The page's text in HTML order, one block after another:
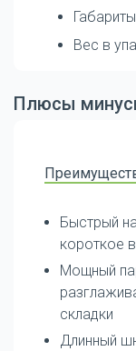
Вес в
Плюсы
Быстрый
короткое
Мощный
складки
Длинный